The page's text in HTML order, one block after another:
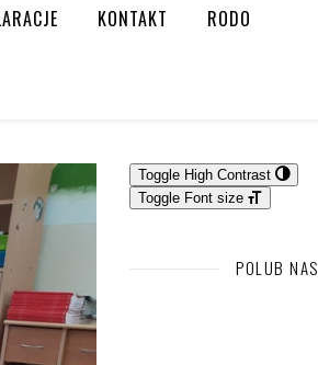
KONTAKT RODO
Toggle High Contrast
Toggle Font size
POLUB NAS